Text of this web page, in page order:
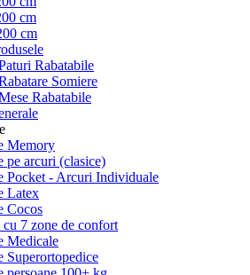
cm
cm
Rabatabile
Somiere
Rabatabile
Memory
pe arcuri (clasice)
Pocket - Arcuri Individuale
Latex
Cocos
cu 7 zone de confort
Medicale
Superortopedice